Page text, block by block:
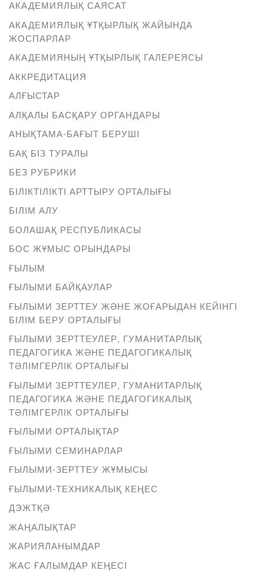
АКАДЕМИЯЛЫҚ САЯСАТ
АКАДЕМИЯЛЫҚ ҰТҚЫРЛЫҚ ЖАЙЫНДА
ЖОСПАРЛАР
АКАДЕМИЯНЫҢ ҰТҚЫРЛЫҚ ГАЛЕРЕЯСЫ
АККРЕДИТАЦИЯ
АЛҒЫСТАР
АЛҚАЛЫ БАСҚАРУ ОРГАНДАРЫ
АНЫҚТАМА-БАҒЫТ БЕРУШІ
БАҚ БІЗ ТУРАЛЫ
БЕЗ РУБРИКИ
БІЛІКТІЛІКТІ АРТТЫРУ ОРТАЛЫҒЫ
БІЛІМ АЛУ
БОЛАШАҚ РЕСПУБЛИКАСЫ
БОС ЖҰМЫС ОРЫНДАРЫ
ҒЫЛЫМ
ҒЫЛЫМИ БАЙҚАУЛАР
ҒЫЛЫМИ ЗЕРТТЕУ ЖӘНЕ ЖОҒАРЫДАН КЕЙІНГІ
БІЛІМ БЕРУ ОРТАЛЫҒЫ
ҒЫЛЫМИ ЗЕРТТЕУЛЕР, ГУМАНИТАРЛЫҚ
ПЕДАГОГИКА ЖӘНЕ ПЕДАГОГИКАЛЫҚ
ТӘЛІМГЕРЛІК ОРТАЛЫҒЫ
ҒЫЛЫМИ ЗЕРТТЕУЛЕР, ГУМАНИТАРЛЫҚ
ПЕДАГОГИКА ЖӘНЕ ПЕДАГОГИКАЛЫҚ
ТӘЛІМГЕРЛІК ОРТАЛЫҒЫ
ҒЫЛЫМИ ОРТАЛЫҚТАР
ҒЫЛЫМИ СЕМИНАРЛАР
ҒЫЛЫМИ-ЗЕРТТЕУ ЖҰМЫСЫ
ҒЫЛЫМИ-ТЕХНИКАЛЫҚ КЕҢЕС
ДЭЖТҚӘ
ЖАҢАЛЫҚТАР
ЖАРИЯЛАНЫМДАР
ЖАС ҒАЛЫМДАР КЕҢЕСІ